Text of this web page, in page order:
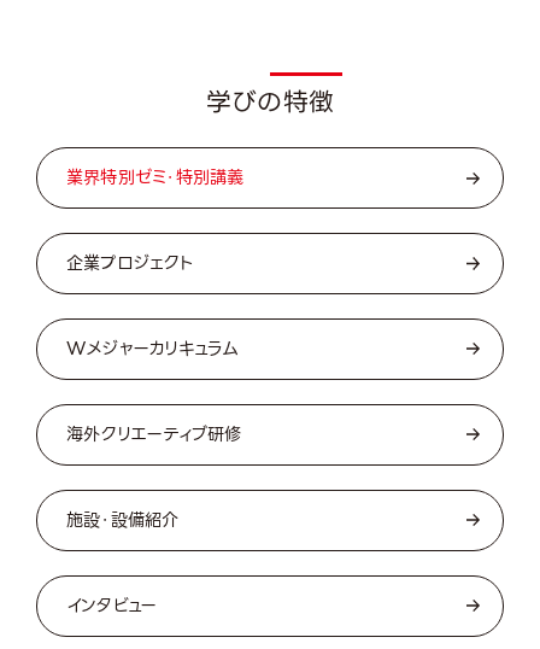
学びの特徴
業界特別ゼミ・特別講義
企業プロジェクト
Wメジャーカリキュラム
海外クリエーティブ研修
施設・設備紹介
インタビュー